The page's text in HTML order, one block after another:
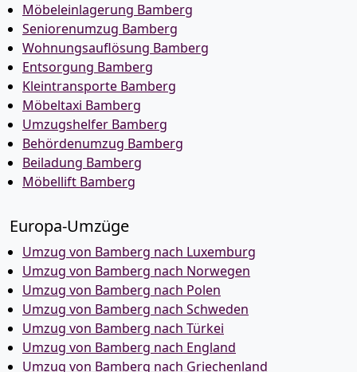
Möbeleinlagerung Bamberg
Seniorenumzug Bamberg
Wohnungsauflösung Bamberg
Entsorgung Bamberg
Kleintransporte Bamberg
Möbeltaxi Bamberg
Umzugshelfer Bamberg
Behördenumzug Bamberg
Beiladung Bamberg
Möbellift Bamberg
Europa-Umzüge
Umzug von Bamberg nach Luxemburg
Umzug von Bamberg nach Norwegen
Umzug von Bamberg nach Polen
Umzug von Bamberg nach Schweden
Umzug von Bamberg nach Türkei
Umzug von Bamberg nach England
Umzug von Bamberg nach Griechenland